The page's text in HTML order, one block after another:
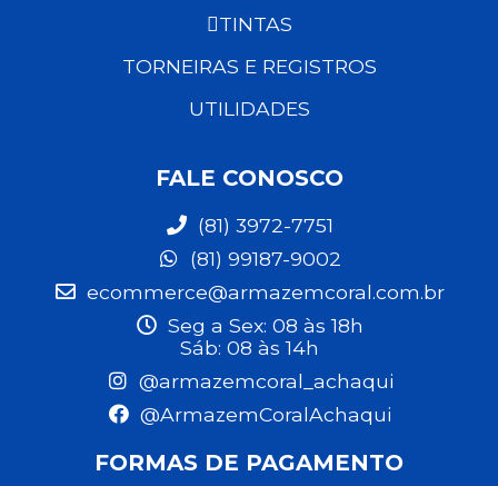
TINTAS
TORNEIRAS E REGISTROS
UTILIDADES
FALE CONOSCO
(81) 3972-7751
(81) 99187-9002
ecommerce@armazemcoral.com.br
Seg a Sex: 08 às 18h
Sáb: 08 às 14h
@armazemcoral_achaqui
@ArmazemCoralAchaqui
FORMAS DE PAGAMENTO